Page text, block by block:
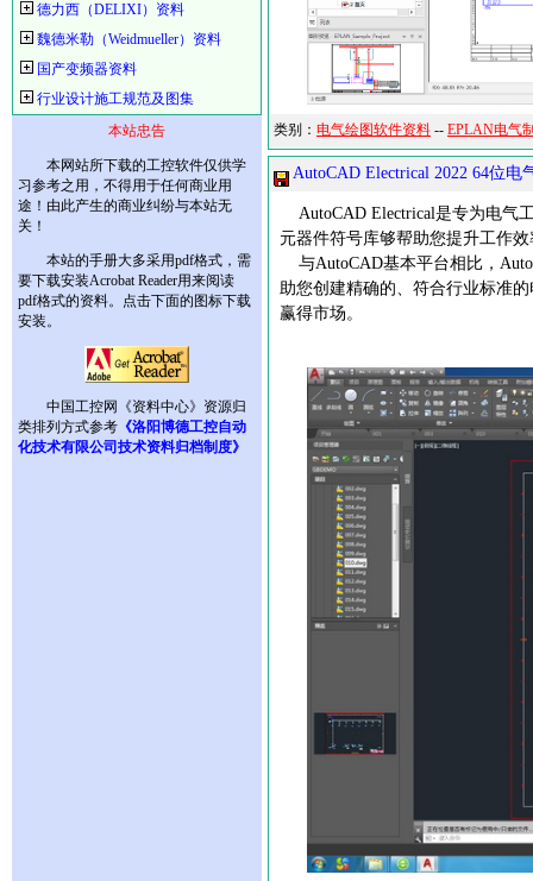
德力西（DELIXI）资料
魏德米勒（Weidmueller）资料
国产变频器资料
行业设计施工规范及图集
本站忠告
本网站所下载的工控软件仅供学
习参考之用，不得用于任何商业用
途！由此产生的商业纠纷与本站无
关！
本站的手册大多采用pdf格式，需
要下载安装Acrobat Reader用来阅读
pdf格式的资料。点击下面的图标下载
安装。
中国工控网《资料中心》资源归
类排列方式参考 《洛阳博德工控自动
化技术有限公司技术资料归档制度》
类别： 电气绘图软件资料 -- EPLAN电气
AutoCAD Electrical 2022 64位
AutoCAD Electrical是专为电气
元器件符号库够帮助您提升工作
与AutoCAD基本平台相比，
助您创建精确的、符合行业标准
赢得市场。